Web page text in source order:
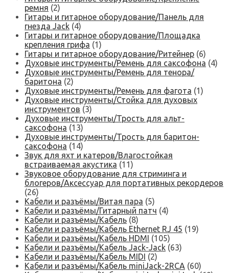
ремня (2)
Гитары и гитарное оборудование/Панель для
гнезда Jack (4)
Гитары и гитарное оборудование/Площадка
крепления грифа (1)
Гитары и гитарное оборудование/Ритейнер (6)
Духовые инструменты/Ремень для саксофона (4)
Духовые инструменты/Ремень для тенора/
баритона (2)
Духовые инструменты/Ремень для фагота (1)
Духовые инструменты/Стойка для духовых
инструментов (3)
Духовые инструменты/Трость для альт-
саксофона (13)
Духовые инструменты/Трость для баритон-
саксофона (14)
Звук для яхт и катеров/Влагостойкая
встраиваемая акустика (11)
Звуковое оборудование для стриминга и
блогеров/Аксессуар для портативных рекордеров
(26)
Кабели и разъёмы/Витая пара (5)
Кабели и разъёмы/Гитарный патч (4)
Кабели и разъёмы/Кабель (8)
Кабели и разъёмы/Кабель Ethernet RJ 45 (19)
Кабели и разъёмы/Кабель HDMI (105)
Кабели и разъёмы/Кабель Jack-Jack (63)
Кабели и разъёмы/Кабель MIDI (2)
Кабели и разъёмы/Кабель miniJack-2RCA (60)